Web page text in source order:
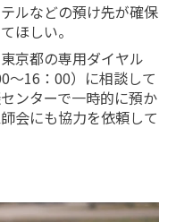
ルなどの預け先が確保
ほしい。
京都の専用ダイヤル
～16：00）に相談して
ンターで一時的に預か
会にも協力を依頼して